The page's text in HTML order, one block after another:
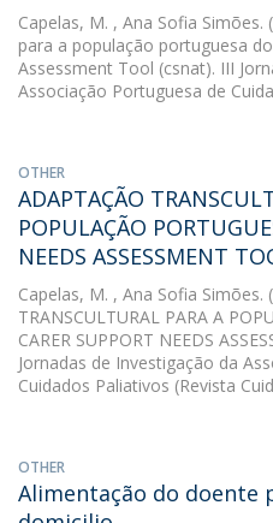
Capelas, M. , Ana Sofia Simões.
para a população portuguesa
Assessment Tool (csnat). III
Associação Portuguesa de
OTHER
ADAPTAÇÃO
POPULAÇÃO
NEEDS ASSESSMENT
Capelas, M. , Ana Sofia Simões.
TRANSCULTURAL PARA A
CARER SUPPORT NEEDS
Jornadas de Investigação da
Cuidados Paliativos (Revista
OTHER
Alimentação do doente